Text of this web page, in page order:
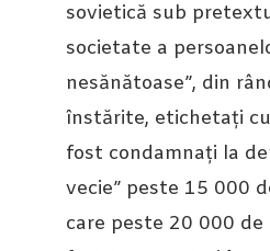
sovietică sub
societate a
nesănătoase”, din
înstărite, etichetați
fost condamnați la
vecie” peste 15 000
care peste 20 000 de